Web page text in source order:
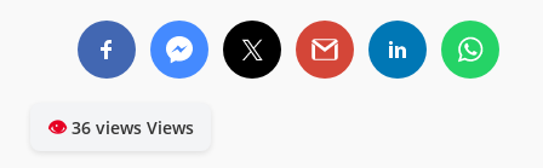
👁36 views Views